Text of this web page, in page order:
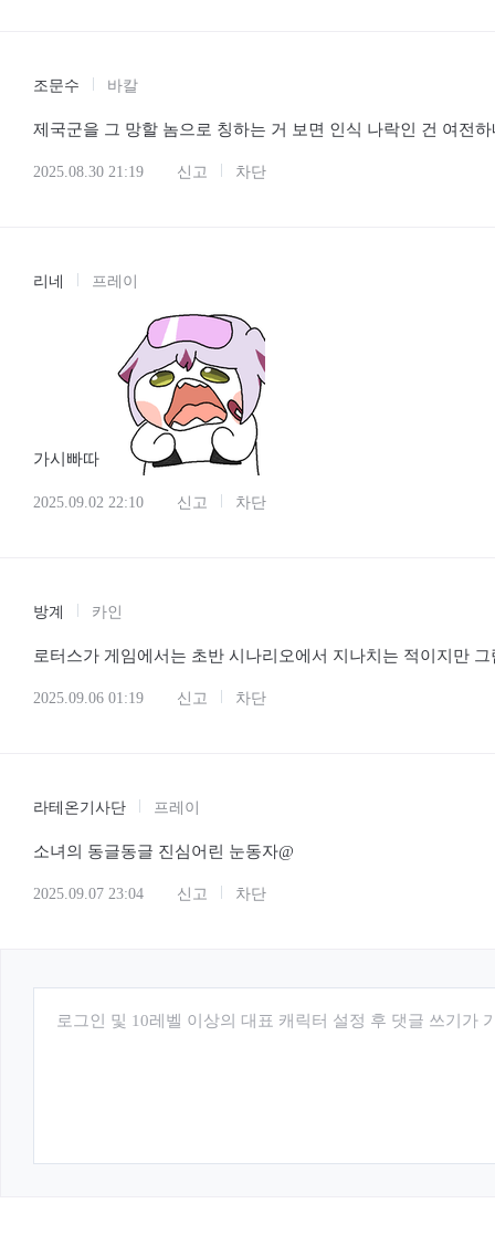
조문수 바칼
제국군을 그 망할 놈으로 칭하는 거 보면 인식 나락인 건 여전
2025.08.30 21:19 신고 차단
리네 프레이
가시빠따
2025.09.02 22:10 신고 차단
방계 카인
로터스가 게임에서는 초반 시나리오에서 지나치는 적이지만
2025.09.06 01:19 신고 차단
라테온기사단 프레이
소녀의 동글동글 진심어린 눈동자@
2025.09.07 23:04 신고 차단
로그인 및 10레벨 이상의 대표 캐릭터 설정 후 댓글 쓰기가